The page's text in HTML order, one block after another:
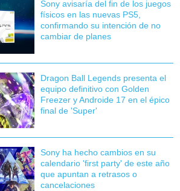
Sony avisaría del fin de los juegos
físicos en las nuevas PS5,
confirmando su intención de no
cambiar de planes
Dragon Ball Legends presenta el
equipo definitivo con Golden
Freezer y Androide 17 en el épico
final de 'Super'
Sony ha hecho cambios en su
calendario 'first party' de este año
que apuntan a retrasos o
cancelaciones